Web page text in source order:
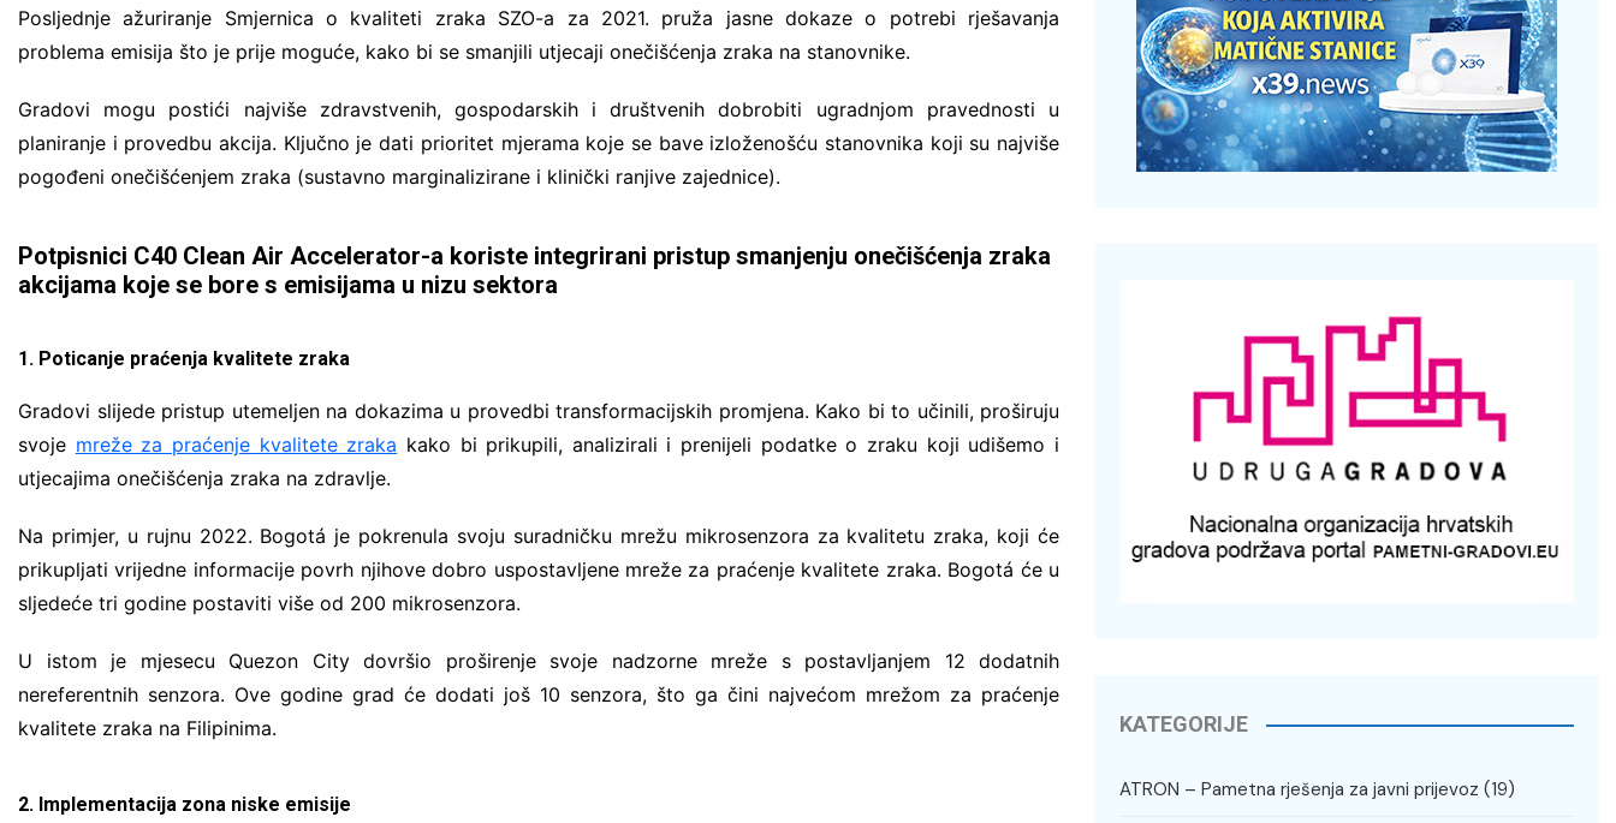
Posljednje ažuriranje Smjernica o kvaliteti zraka SZO-a za 2021. pruža jasne dokaze o potrebi rješavanja
problema emisija što je prije moguće, kako bi se smanjili utjecaji onečišćenja zraka na stanovnike.
Gradovi mogu postići najviše zdravstvenih, gospodarskih i društvenih dobrobiti ugradnjom pravednosti u
planiranje i provedbu akcija. Ključno je dati prioritet mjerama koje se bave izloženošću stanovnika koji su najviše
pogođeni onečišćenjem zraka (sustavno marginalizirane i klinički ranjive zajednice).
Potpisnici C40 Clean Air Accelerator-a koriste integrirani pristup smanjenju onečišćenja zraka
akcijama koje se bore s emisijama u nizu sektora
1. Poticanje praćenja kvalitete zraka
Gradovi slijede pristup utemeljen na dokazima u provedbi transformacijskih promjena. Kako bi to učinili, proširuju
svoje mreže za praćenje kvalitete zraka kako bi prikupili, analizirali i prenijeli podatke o zraku koji udišemo i
utjecajima onečišćenja zraka na zdravlje.
Na primjer, u rujnu 2022. Bogotá je pokrenula svoju suradničku mrežu mikrosenzora za kvalitetu zraka, koji će
prikupljati vrijedne informacije povrh njihove dobro uspostavljene mreže za praćenje kvalitete zraka. Bogotá će u
sljedeće tri godine postaviti više od 200 mikrosenzora.
U istom je mjesecu Quezon City dovršio proširenje svoje nadzorne mreže s postavljanjem 12 dodatnih
nereferentnih senzora. Ove godine grad će dodati još 10 senzora, što ga čini najvećom mrežom za praćenje
kvalitete zraka na Filipinima.
2. Implementacija zona niske emisije
KATEGORIJE
ATRON – Pametna rješenja za javni prijevoz (19)